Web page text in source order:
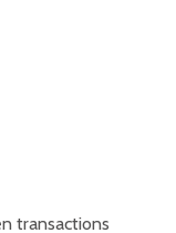
transactions